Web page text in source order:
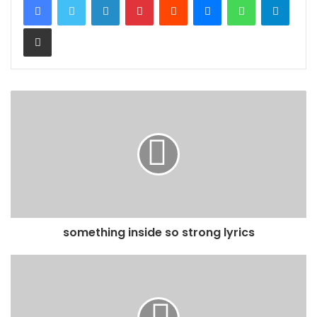
Share via Email
something inside so strong lyrics